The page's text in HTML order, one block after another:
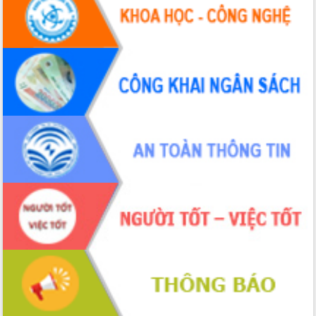
UBND tỉnh họp báo định kỳ tháng 4
năm 2026
Hội thảo khoa học “Giải pháp thúc đẩy
phát triển nền kinh tế xanh tại tỉnh
Đắk Lắk”
Tăng cường giám sát, đôn đốc thực
hiện nhiệm vụ quản lý tài sản công
hàng tuần
Tháo gỡ những vướng mắc, đẩy mạnh
công tác cải cách thủ tục hành chính
tại Trung tâm Phục vụ hành chính
công tỉnh
Đắk Lắk: Tôn vinh 46 giải pháp tại Hội
thi Sáng tạo Kỹ thuật 2024 - 2025
Đắk Lắk rà soát, điều chỉnh Đề án 190
về phát triển nuôi trồng thủy sản
Phó Chủ tịch UBND tỉnh Đắk Lắk
Trương Công Thái kiểm tra thực địa
Dự án cao tốc Khánh Hòa - Buôn Ma
Thuột